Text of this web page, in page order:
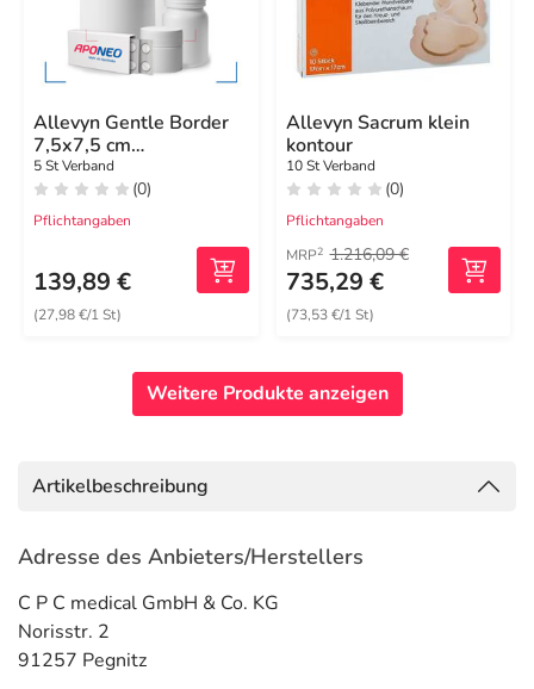
Allevyn Gentle Border
7,5x7,5 cm
Schaumverband
5 St Verband
(0)
Pflichtangaben
139,89 €
(27,98 €/1 St)
Allevyn Sacrum klein
kontour
10 St Verband
(0)
Pflichtangaben
MRP2 1.216,09 €
735,29 €
(73,53 €/1 St)
Weitere Produkte anzeigen
Artikelbeschreibung
Adresse des Anbieters/Herstellers
C P C medical GmbH & Co. KG
Norisstr. 2
91257 Pegnitz